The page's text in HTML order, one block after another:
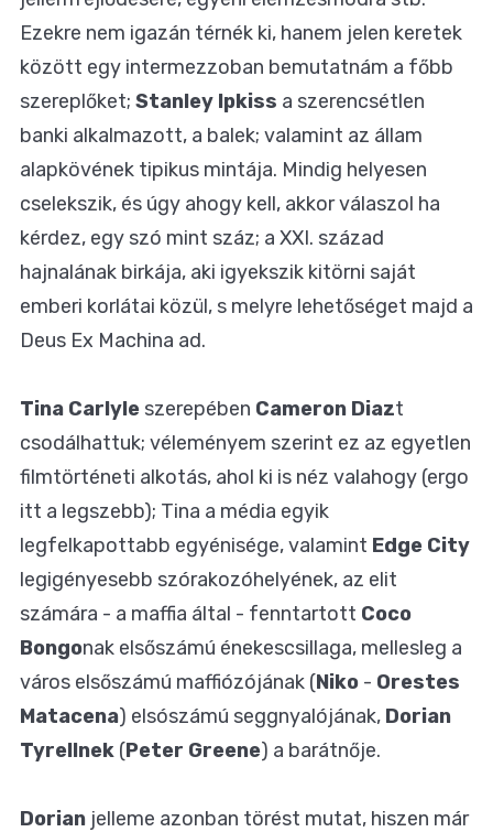
Ezekre nem igazán térnék ki, hanem jelen keretek
között egy intermezzoban bemutatnám a főbb
szereplőket; Stanley Ipkiss a szerencsétlen
banki alkalmazott, a balek; valamint az állam
alapkövének tipikus mintája. Mindig helyesen
cselekszik, és úgy ahogy kell, akkor válaszol ha
kérdez, egy szó mint száz; a XXI. század
hajnalának birkája, aki igyekszik kitörni saját
emberi korlátai közül, s melyre lehetőséget majd a
Deus Ex Machina ad.
Tina Carlyle szerepében Cameron Diazt
csodálhattuk; véleményem szerint ez az egyetlen
filmtörténeti alkotás, ahol ki is néz valahogy (ergo
itt a legszebb); Tina a média egyik
legfelkapottabb egyénisége, valamint Edge City
legigényesebb szórakozóhelyének, az elit
számára - a maffia által - fenntartott Coco
Bongonak elsőszámú énekescsillaga, mellesleg a
város elsőszámú maffiózójának (Niko - Orestes
Matacena) elsószámú seggnyalójának, Dorian
Tyrellnek (Peter Greene) a barátnője.
Dorian jelleme azonban törést mutat, hiszen már